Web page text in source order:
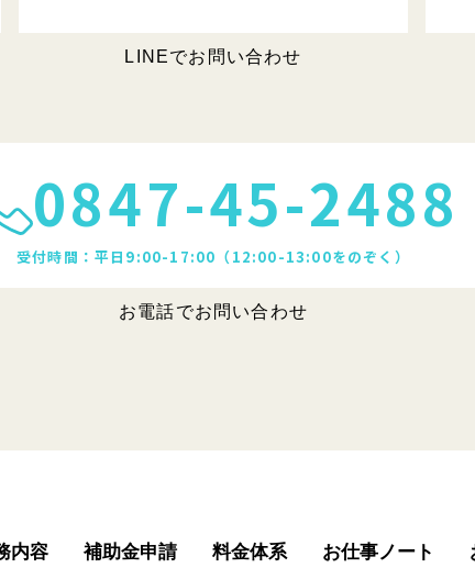
LINEでお問い合わせ
0847-45-2488
受付時間：平日9:00-17:00（12:00-13:00をのぞく）
お電話でお問い合わせ
内容 補助金申請 料金体系 お仕事ノート